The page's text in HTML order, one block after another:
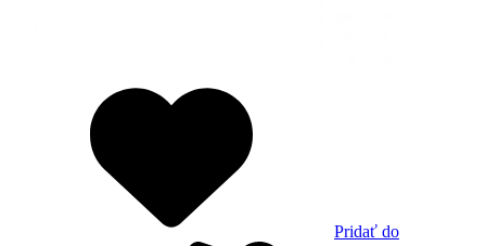
Pridať do